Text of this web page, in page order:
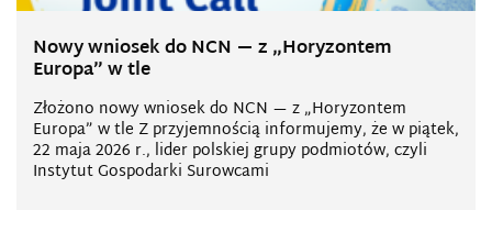
Nowy wniosek do NCN — z „Horyzontem
Europa” w tle
Złożono nowy wniosek do NCN — z „Horyzontem
Europa” w tle Z przyjemnością informujemy, że w piątek,
22 maja 2026 r., lider polskiej grupy podmiotów, czyli
Instytut Gospodarki Surowcami